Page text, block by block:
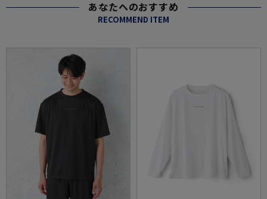
あなたへのおすすめ
RECOMMEND ITEM